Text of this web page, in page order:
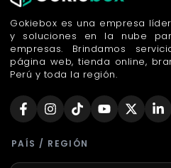
Gokiebox es una empresa
y soluciones en la nube
empresas. Brindamos
página web, tienda online,
Perú y toda la región.
PAÍS / REGIÓN